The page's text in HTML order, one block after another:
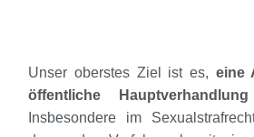
Unser oberstes Ziel ist es, eine
öffentliche
Insbesondere im